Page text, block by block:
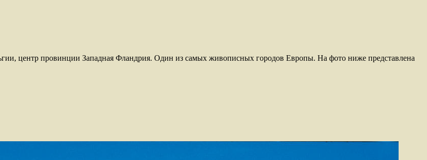
центр провинции Западная Фландрия. Один из самых живописных городов Европы. На фото ниже представлена